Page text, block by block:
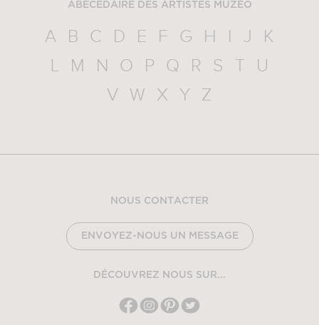
ABÉCÉDAIRE DES ARTISTES MUZÉO
A B C D E F G H I J
K
L
M N O P Q R S T
U
V
W X Y Z
NOUS CONTACTER
ENVOYEZ-NOUS UN MESSAGE
DÉCOUVREZ NOUS SUR...